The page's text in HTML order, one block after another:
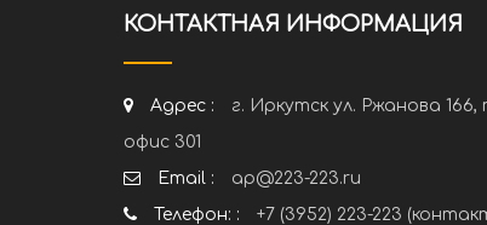
КОНТАКТНАЯ ИНФОРМАЦИЯ
Адрес :
г. Иркутск ул. Ржанова
офис 301
Email :
ap@223-223.ru
Телефон: :
+7 (3952) 223-223